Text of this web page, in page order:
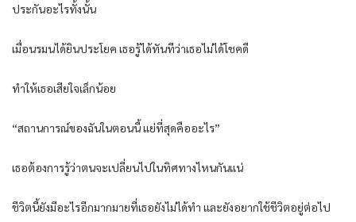
ประกันอะไรทั้งนั้น
เมื่อนรมนได้ยินประโยค เธอรู้ได้ทันทีว่าเธอไม่ได้โชคดี
ทำให้เธอเสียใจเล็กน้อย
“สถานการณ์ของฉันในตอนนี้ แย่ที่สุดคืออะไร”
เธอต้องการรู้ว่าตนจะเปลี่ยนไปในทิศทางไหนกันแน่
ชีวิตนี้ยังมีอะไรอีกมากมายที่เธอยังไม่ได้ทำ และยังอยากใช้ชีวิตอยู่ต่อไป